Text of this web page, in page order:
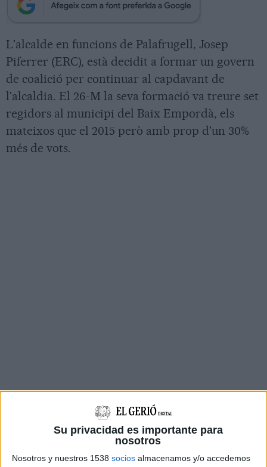
Su privacidad es importante para
nosotros
Nosotros y nuestros 1538 socios almacenamos y/o accedemos
L'alcalde en funcions de Palafrugell, Josep
Piferrer (ERC), està decidit a formar un govern
de coalició per continuar al capdavant de
l'alcaldia. El 26-M la seva formació va treure set
regidors al municipi del Baix Empordà, els
mateixos que el 2015 però amb prop d'un 30%
més de vots.
Va quedar en segon lloc i va empatar amb